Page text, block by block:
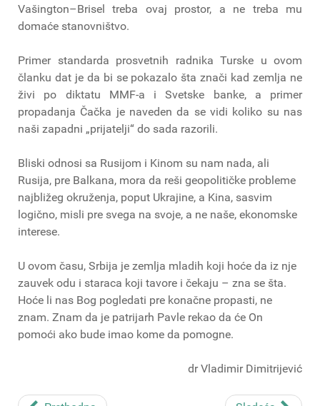
Vašington–Brisel treba ovaj prostor, a ne treba mu
domaće stanovništvo.
Primer standarda prosvetnih radnika Turske u ovom
članku dat je da bi se pokazalo šta znači kad zemlja ne
živi po diktatu MMF-a i Svetske banke, a primer
propadanja Čačka je naveden da se vidi koliko su nas
naši zapadni „prijatelji“ do sada razorili.
Bliski odnosi sa Rusijom i Kinom su nam nada, ali
Rusija, pre Balkana, mora da reši geopolitičke probleme
najbližeg okruženja, poput Ukrajine, a Kina, sasvim
logično, misli pre svega na svoje, a ne naše, ekonomske
interese.
U ovom času, Srbija je zemlja mladih koji hoće da iz nje
zauvek odu i staraca koji tavore i čekaju – zna se šta.
Hoće li nas Bog pogledati pre konačne propasti, ne
znam. Znam da je patrijarh Pavle rekao da će On
pomoći ako bude imao kome da pomogne.
dr Vladimir Dimitrijević